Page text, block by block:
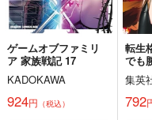
必然のカタストロフィ
／Magical-マジカル-
作品詳細
ゲームオブファミリ
ア 家族戦記 17
KADOKAWA
924円 （税込）
転生
でも
略 2
集英
792